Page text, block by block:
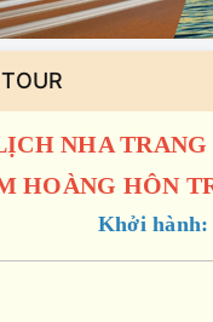
NHA
HOÀNG HÔN
Khởi